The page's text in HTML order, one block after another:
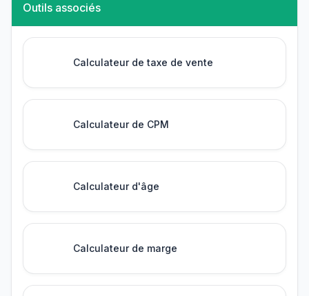
Outils associés
Calculateur de taxe de vente
Calculateur de CPM
Calculateur d'âge
Calculateur de marge